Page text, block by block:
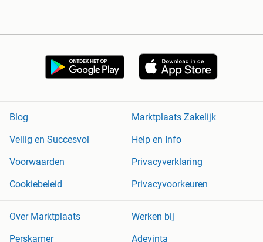
Blog
Marktplaats Zakelijk
Veilig en Succesvol
Help en Info
Voorwaarden
Privacyverklaring
Cookiebeleid
Privacyvoorkeuren
Over Marktplaats
Werken bij
Perskamer
Adevinta